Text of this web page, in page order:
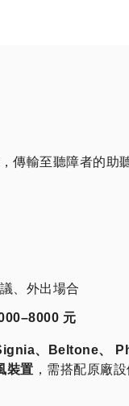
傳輸至聽障者的助
、外出場合
元
、Beltone、
裝置 ，需搭配原廠設